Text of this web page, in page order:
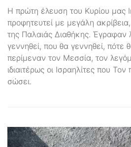
Η πρώτη έλευση του Κυρίου μας
προφητευτεί με μεγάλη
της Παλαιάς Διαθήκης. Έγραφαν
γεννηθεί, που θα γεννηθεί, πότε
περίμεναν τον Μεσσία, τον
ιδιαιτέρως οι Ισραηλίτες που
σώσει.